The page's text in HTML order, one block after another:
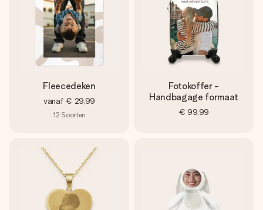
Fleecedeken
vanaf € 29,99
12 Soorten
Fotokoffer -
Handbagage formaat
€ 99,99